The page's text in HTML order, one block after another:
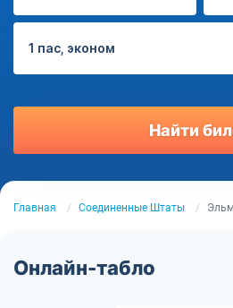
1 пас, эконом
Найти
Главная Соединенные Штаты
Онлайн-табло